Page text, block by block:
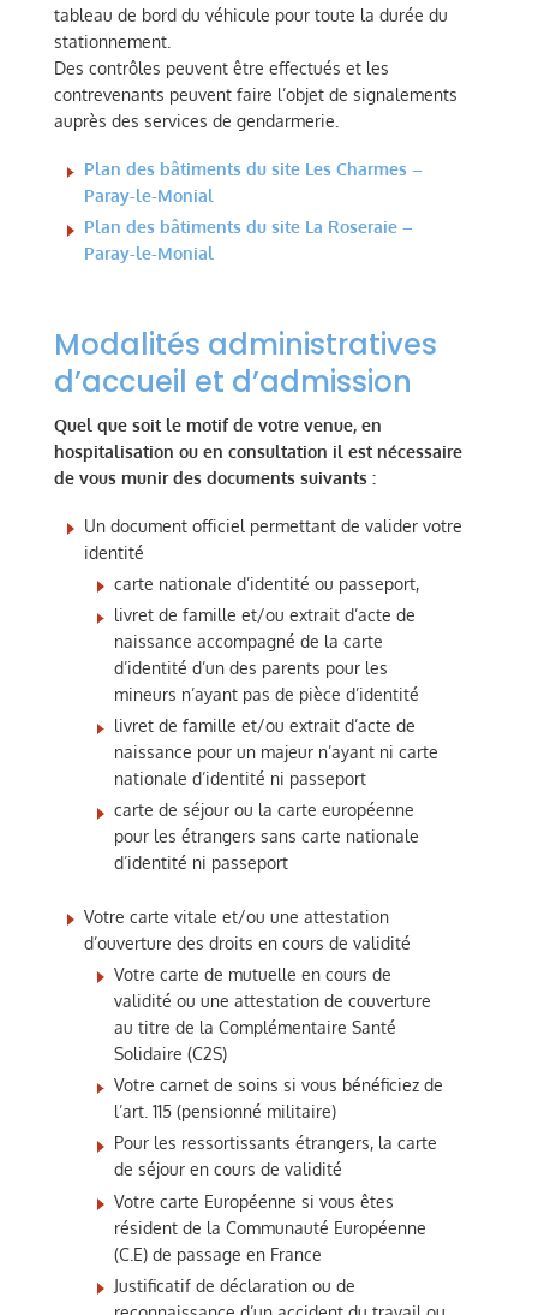
tableau de bord du véhicule pour toute la durée du
stationnement.
Des contrôles peuvent être effectués et les
contrevenants peuvent faire l’objet de signalements
auprès des services de gendarmerie.
Plan des bâtiments du site Les Charmes –
Paray-le-Monial
Plan des bâtiments du site La Roseraie –
Paray-le-Monial
Modalités administratives
d’accueil et d’admission
Quel que soit le motif de votre venue, en
hospitalisation ou en consultation il est nécessaire
de vous munir des documents suivants :
Un document officiel permettant de valider votre
identité
carte nationale d’identité ou passeport,
livret de famille et/ou extrait d’acte de
naissance accompagné de la carte
d’identité d’un des parents pour les
mineurs n’ayant pas de pièce d’identité
livret de famille et/ou extrait d’acte de
naissance pour un majeur n’ayant ni carte
nationale d’identité ni passeport
carte de séjour ou la carte européenne
pour les étrangers sans carte nationale
d’identité ni passeport
Votre carte vitale et/ou une attestation
d’ouverture des droits en cours de validité
Votre carte de mutuelle en cours de
validité ou une attestation de couverture
au titre de la Complémentaire Santé
Solidaire (C2S)
Votre carnet de soins si vous bénéficiez de
l’art. 115 (pensionné militaire)
Pour les ressortissants étrangers, la carte
de séjour en cours de validité
Votre carte Européenne si vous êtes
résident de la Communauté Européenne
(C.E) de passage en France
Justificatif de déclaration ou de